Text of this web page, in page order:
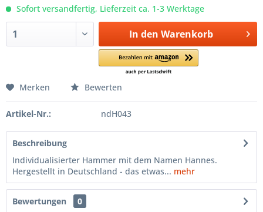
Sofort versandfertig, Lieferzeit ca. 1-3 Werktage
In den Warenkorb
Merken Bewerten
Artikel-Nr.: ndH043
Beschreibung
Individualisierter Hammer mit dem Namen Hannes.
Hergestellt in Deutschland - das etwas... mehr
Bewertungen
0